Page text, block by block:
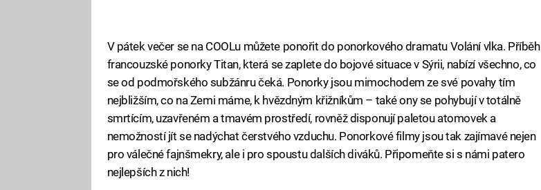
V pátek večer se na COOLu můžete ponořit do ponorkového dramatu Volání vlka. Příběh
francouzské ponorky Titan, která se zaplete do bojové situace v Sýrii, nabízí všechno, co
se od podmořského subžánru čeká. Ponorky jsou mimochodem ze své povahy tím
nejbližším, co na Zemi máme, k hvězdným křižníkům – také ony se pohybují v totálně
smrtícím, uzavřeném a tmavém prostředí, rovněž disponují paletou atomovek a
nemožností jít se nadýchat čerstvého vzduchu. Ponorkové filmy jsou tak zajímavé nejen
pro válečné fajnšmekry, ale i pro spoustu dalších diváků. Připomeňte si s námi patero
nejlepších z nich!